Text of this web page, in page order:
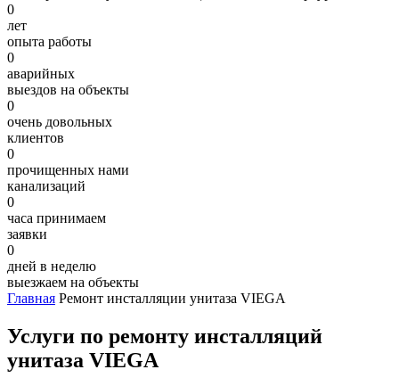
0
лет
опыта работы
0
аварийных
выездов на объекты
0
очень довольных
клиентов
0
прочищенных нами
канализаций
0
часа принимаем
заявки
0
дней в неделю
выезжаем на объекты
Главная Ремонт инсталляции унитаза VIEGA
Услуги по ремонту инсталляций
унитаза VIEGA